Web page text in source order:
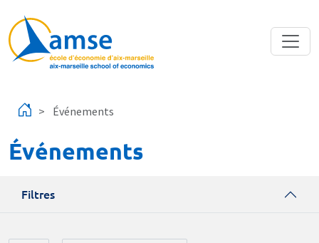
Événements
Événements
Filtres